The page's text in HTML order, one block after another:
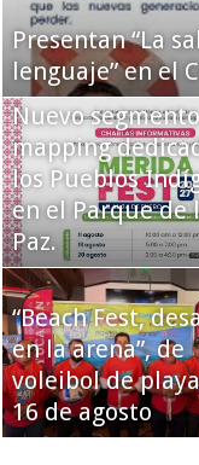
Presentan “La
lenguaje” en el
Nuevo
mapping
los Pueblos
en el Parque de
Paz.
“Beach Fest,
en la arena”, de
voleibol de
16 de agosto